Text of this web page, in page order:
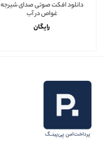
دانلود افکت صوتی صدای شیرجه
غواص در آب
رایگان